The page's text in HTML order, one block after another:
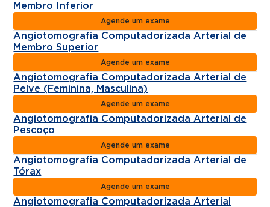
Membro Inferior
Agende um exame
Angiotomografia Computadorizada Arterial de
Membro Superior
Agende um exame
Angiotomografia Computadorizada Arterial de
Pelve (Feminina, Masculina)
Agende um exame
Angiotomografia Computadorizada Arterial de
Pescoço
Agende um exame
Angiotomografia Computadorizada Arterial de
Tórax
Agende um exame
Angiotomografia Computadorizada Arterial